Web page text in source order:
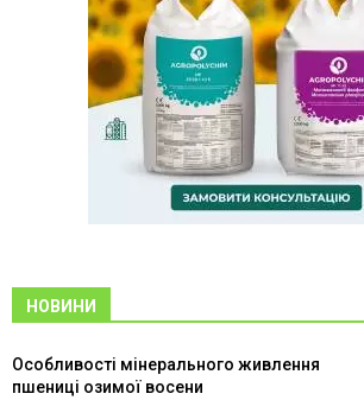
НОВИНИ
Особливості мінерального живлення
пшениці озимої восени